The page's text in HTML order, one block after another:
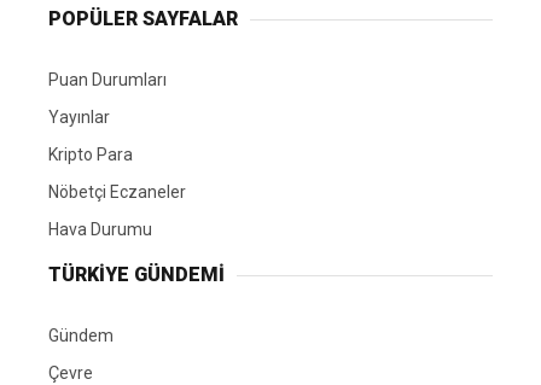
POPÜLER SAYFALAR
Puan Durumları
Yayınlar
Kripto Para
Nöbetçi Eczaneler
Hava Durumu
TÜRKIYE GÜNDEMI
Gündem
Çevre